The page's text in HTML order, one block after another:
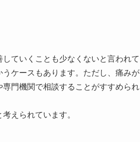
ていくことも少なくないと言われて
ケースもあります。ただし、痛みが
門機関で相談することがすすめられ
えられています。